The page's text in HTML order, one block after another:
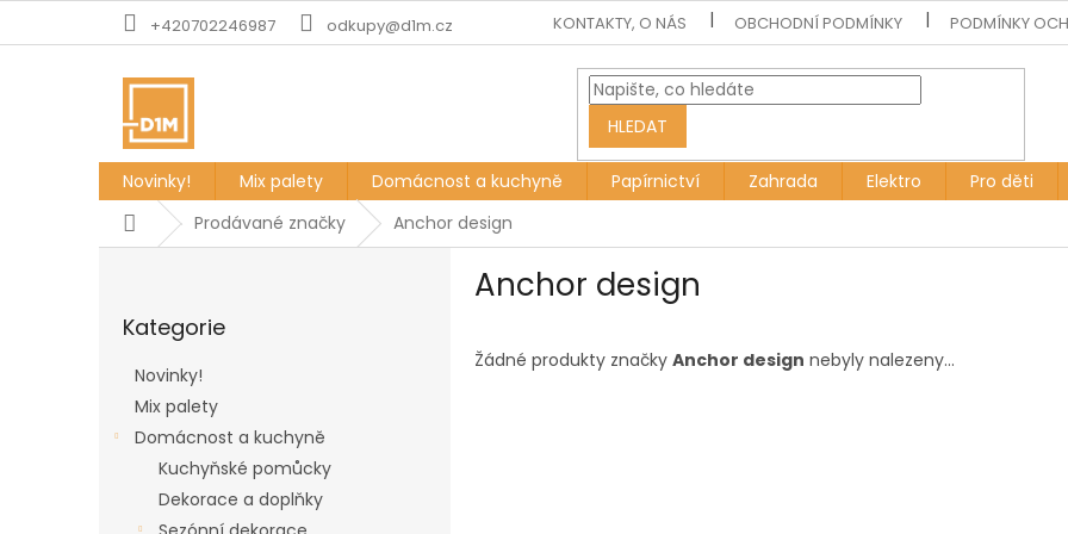
+420702246987 odkupy@d1m.cz KONTAKTY, O NÁS OBCHODNÍ PODMÍNKY PODMÍNKY
HLEDAT
Novinky! Mix palety Domácnost a kuchyně Papírnictví Zahrada Elektro Pro děti
DomůProdávané značky Anchor design
kategorie
Kategorie
Novinky!
Mix palety
Domácnost a kuchyně
Kuchyňské pomůcky
Dekorace a doplňky
Anchor design
Žádné produkty značky Anchor design nebyly nalezeny...